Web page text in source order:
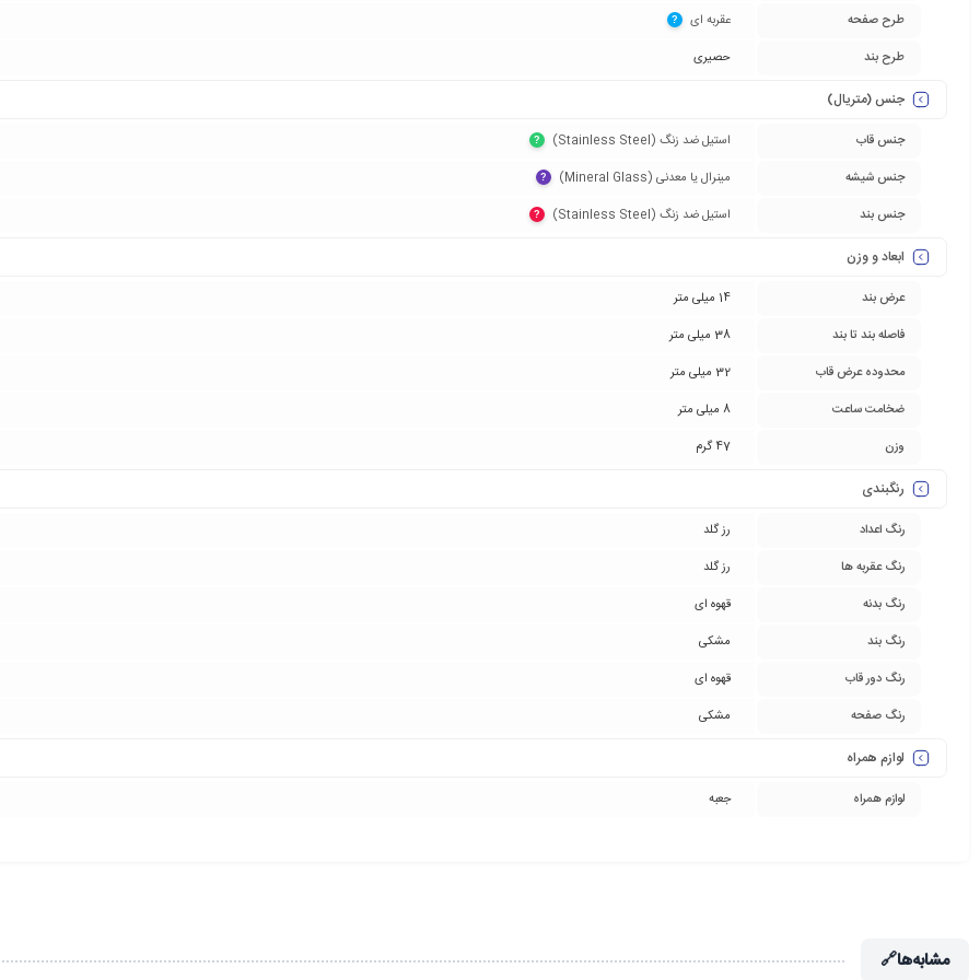
طرح صفحه عقربه ای‏ ?
طرح بند حصیری
جنس (متریال)
جنس قاب استیل ضد زنگ (Stainless Steel)‏ ?
جنس شیشه مینرال یا معدنی (Mineral Glass)‏ ?
جنس بند استیل ضد زنگ (Stainless Steel)‏ ?
ابعاد و وزن
عرض بند
14 میلی متر
فاصله بند تا بند
38 میلی متر
محدوده عرض قاب
32 میلی متر
ضخامت ساعت
8 میلی متر
وزن
47 گرم
رنگبندی
رنگ اعداد
رز گلد
رنگ عقربه ها
رز گلد
رنگ بدنه
قهوه ای
رنگ بند
مشکی
رنگ دور قاب
قهوه ای
رنگ صفحه
مشکی
لوازم همراه
لوازم همراه جعبه
مشابه‌ها🔗